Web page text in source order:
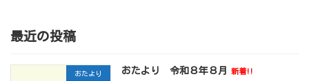
最近の投稿
おたより おたより 令和８年８月
新着!!